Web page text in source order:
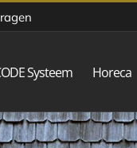
Systeem Horeca